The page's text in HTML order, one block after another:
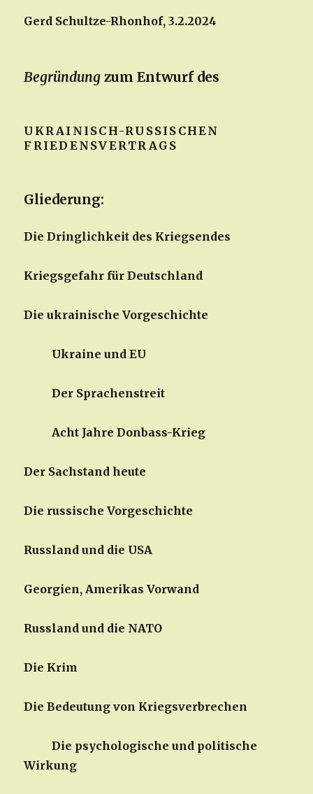
Gerd Schultze-Rhonhof, 3.2.2024
Begründung zum Entwurf des
UKRAINISCH-RUSSISCHEN
FRIEDENSVERTRAGS
Gliederung:
Die Dringlichkeit des Kriegsendes
Kriegsgefahr für Deutschland
Die ukrainische Vorgeschichte
Ukraine und EU
Der Sprachenstreit
Acht Jahre Donbass-Krieg
Der Sachstand heute
Die russische Vorgeschichte
Russland und die USA
Georgien, Amerikas Vorwand
Russland und die NATO
Die Krim
Die Bedeutung von Kriegsverbrechen
Die psychologische und politische
Wirkung